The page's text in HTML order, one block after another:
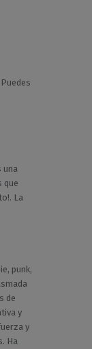
una
que
La
punk,
de
y
y
Ha